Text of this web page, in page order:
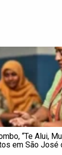
“Te Alui,
em São José